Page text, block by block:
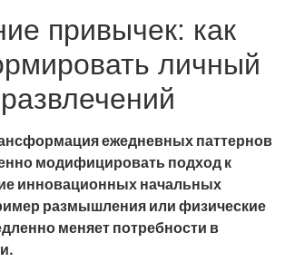
привычек: как
личный
ежедневных паттернов
модифицировать подход к
инновационных начальных
размышления или физические
меняет потребности в